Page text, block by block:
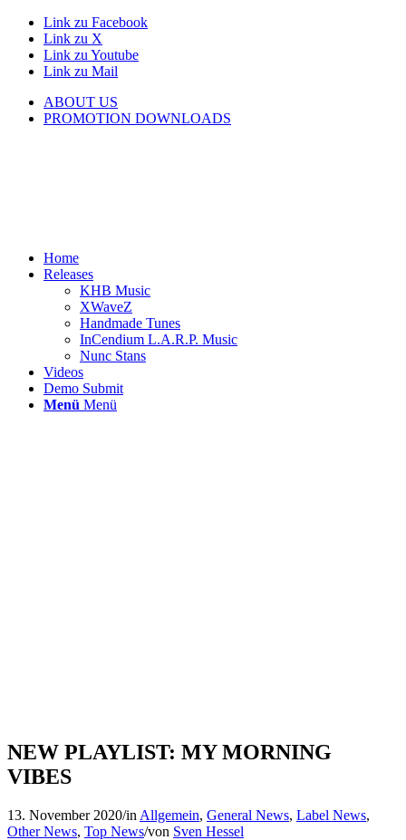
Link zu Facebook
Link zu X
Link zu Youtube
Link zu Mail
ABOUT US
PROMOTION DOWNLOADS
Home
Releases
KHB Music
XWaveZ
Handmade Tunes
InCendium L.A.R.P. Music
Nunc Stans
Videos
Demo Submit
Menü Menü
NEW PLAYLIST: MY MORNING
VIBES
13. November 2020/in Allgemein, General News, Label News,
Other News, Top News/von Sven Hessel